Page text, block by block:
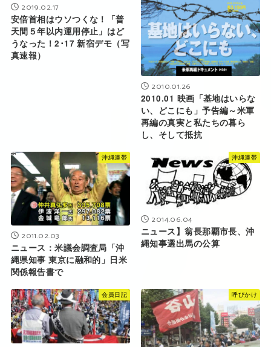
2019.02.17
安倍首相はウソつくな！「普
天間５年以内運用停止」はど
うなった！2･17 新宿デモ（写
真速報）
2010.01.26
2010.01 映画「基地はいらな
い、どこにも」予告編～米軍
再編の真実と私たちの暮ら
し、そして抵抗
沖縄連帯
2011.02.03
ニュース：米議会調査局「沖
縄県知事 東京に融和的」日米
関係報告書で
沖縄連帯
2014.06.04
ニュース】翁長那覇市長、沖
縄知事選出馬の公算
会員日記 呼びかけ